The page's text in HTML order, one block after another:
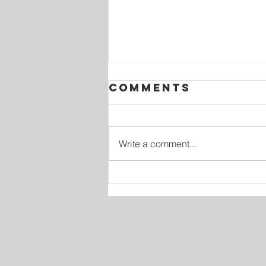
Tu primer
ministerio
Comments
Write a comment...